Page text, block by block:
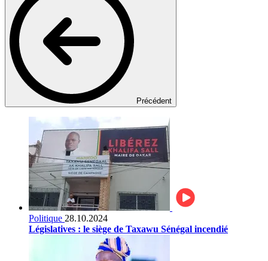
Précédent
Politique 28.10.2024
Législatives : le siège de Taxawu Sénégal incendié